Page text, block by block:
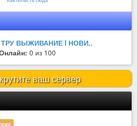
ТРУ ВЫЖИВАНИЕ l НОВИ..
0 из 100
ваш сервер